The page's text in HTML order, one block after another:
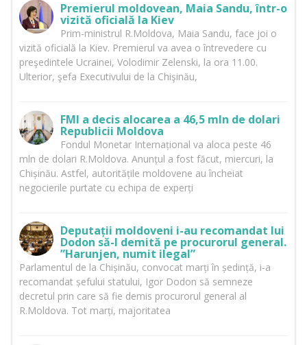
Premierul moldovean, Maia Sandu, într-o
vizită oficială la Kiev
Prim-ministrul R.Moldova, Maia Sandu, face joi o
vizită oficială la Kiev. Premierul va avea o întrevedere cu
preşedintele Ucrainei, Volodimir Zelenski, la ora 11.00.
Ulterior, şefa Executivului de la Chişinău,
FMI a decis alocarea a 46,5 mln de dolari
Republicii Moldova
Fondul Monetar Internațional va aloca peste 46
mln de dolari R.Moldova. Anunțul a fost făcut, miercuri, la
Chișinău. Astfel, autoritățile moldovene au încheiat
negocierile purtate cu echipa de experți
Deputații moldoveni i-au recomandat lui
Dodon să-l demită pe procurorul general.
”Harunjen, numit ilegal”
Parlamentul de la Chișinău, convocat marți în ședință, i-a
recomandat șefului statului, Igor Dodon să semneze
decretul prin care să fie demis procurorul general al
R.Moldova. Tot marți, majoritatea